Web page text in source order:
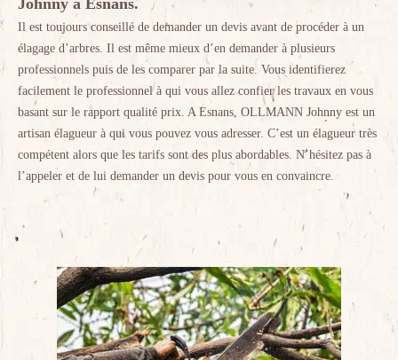
Johnny à Esnans.
Il est toujours conseillé de demander un devis avant de procéder à un
élagage d’arbres. Il est même mieux d’en demander à plusieurs
professionnels puis de les comparer par la suite. Vous identifierez
facilement le professionnel à qui vous allez confier les travaux en vous
basant sur le rapport qualité prix. A Esnans, OLLMANN Johnny est un
artisan élagueur à qui vous pouvez vous adresser. C’est un élagueur très
compétent alors que les tarifs sont des plus abordables. N’hésitez pas à
l’appeler et de lui demander un devis pour vous en convaincre.